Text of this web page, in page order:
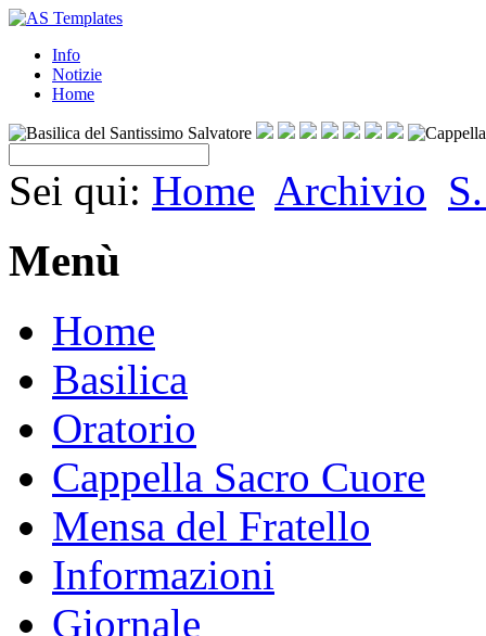
Info
Notizie
Home
Sei qui: Home Archivio
Menù
Home
Basilica
Oratorio
Cappella Sacro Cuore
Mensa del Fratello
Informazioni
Giornale